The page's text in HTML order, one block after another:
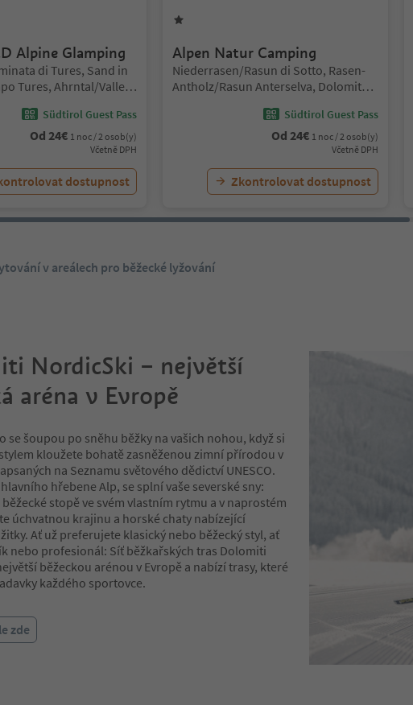
Alpine Glamping
di Tures, Sand in
Tures, Ahrntal/Valle
Südtirol Guest Pass
Od 24€ 1 noc / 2 osob(y)
Včetně DPH
dostupnost
Alpen Natur Camping
Lokalita:
Niederrasen/Rasun di Sotto, Rasen-
Antholz/Rasun Anterselva, Dolomites
Südtirol Guest Pass
Od 24€ 1 noc / 2 osob(y)
Včetně DPH
Zkontrolovat dostupnost
v areálech pro běžecké lyžování
NordicSki – největší
aréna v Evropě
se šoupou po sněhu běžky na vašich nohou, když si
kloužete bohatě zasněženou zimní přírodou v
na Seznamu světového dědictví UNESCO.
hřebene Alp, se splní vaše severské sny:
stopě ve svém vlastním rytmu a v naprostém
úchvatnou krajinu a horské chaty nabízející
Ať už preferujete klasický nebo běžecký styl, ať
nebo profesionál: Síť běžkařských tras Dolomiti
běžeckou arénou v Evropě a nabízí trasy, které
každého sportovce.
zde